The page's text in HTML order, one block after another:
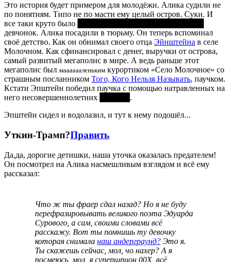
Это история будет примером для молодёжи. Алика судили не
по понятиям. Типо не по масти ему целый остров. Суки. И
все таки круто было
девчонок. Алика посадили в тюрьму. Он теперь вспоминал
своё детство. Как он обнимал своего отца Эйнштейна в селе
Молочном. Как сфинансировал с денег, выручки от острова,
самый развитый мегаполис в мире. А ведь раньше этот
мегаполис был мааааааленьким курортиком «Село Молочное» со
страшным посланником Того, Кого Нельзя Называть, паучком.
Кстати Эпштейн победил паучка с помощью натравленных на
него несовершеннолетних
.
Эпштейн сидел и водолазил, и тут к нему подошёл...
Уткин-Трамп?Править
Да,да, дорогие детишки, наша уточка оказалась предателем!
Он посмотрел на Алика насмешливым взглядом и всё ему
рассказал:
Что ж ты фраер сдал назад? Но я не буду
перефразировывать великого поэта Эдуарда
Сурового, а сам, своими словами всё
расскажу. Вот ты помнишь ту девочку
которая снимала наш андерграунд? Это я.
Ты скажешь сейчас, мол, чо нахер? А я
посмеюсь, мол, я супершпион 00Х, всё